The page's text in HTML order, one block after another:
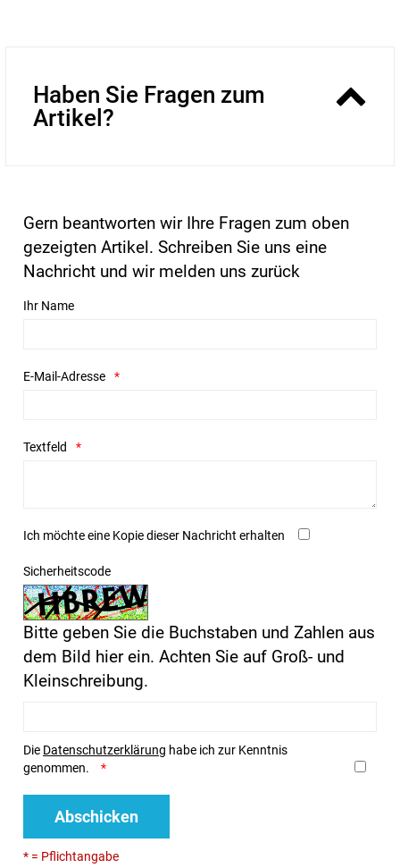
Haben Sie Fragen zum
Artikel?
Gern beantworten wir Ihre Fragen zum oben
gezeigten Artikel. Schreiben Sie uns eine
Nachricht und wir melden uns zurück
Ihr Name
E-Mail-Adresse
Textfeld
Ich möchte eine Kopie dieser Nachricht erhalten
Sicherheitscode
Bitte geben Sie die Buchstaben und Zahlen aus
dem Bild hier ein. Achten Sie auf Groß- und
Kleinschreibung.
Die Datenschutzerklärung habe ich zur Kenntnis
genommen.
Abschicken
* = Pflichtangabe